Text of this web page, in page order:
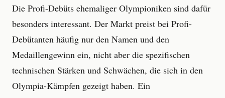
Die Profi-Debüts ehemaliger Olympioniken sind dafür
besonders interessant. Der Markt preist bei Profi-
Debütanten häufig nur den Namen und den
Medaillengewinn ein, nicht aber die spezifischen
technischen Stärken und Schwächen, die sich in den
Olympia-Kämpfen gezeigt haben. Ein